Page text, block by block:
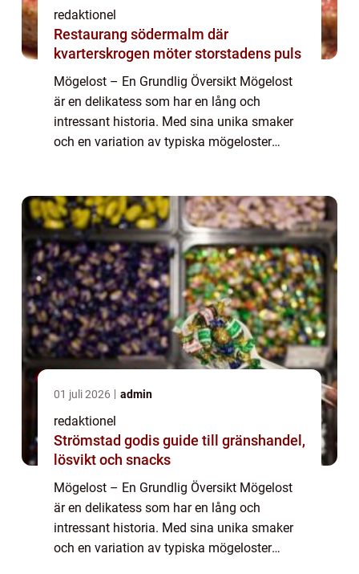
redaktionel
Restaurang södermalm där
kvarterskrogen möter storstadens puls
Mögelost – En Grundlig Översikt Mögelost
är en delikatess som har en lång och
intressant historia. Med sina unika smaker
och en variation av typiska mögeloster
många...
01 juli 2026 admin
redaktionel
Strömstad godis guide till gränshandel,
lösvikt och snacks
Mögelost – En Grundlig Översikt Mögelost
är en delikatess som har en lång och
intressant historia. Med sina unika smaker
och en variation av typiska mögeloster